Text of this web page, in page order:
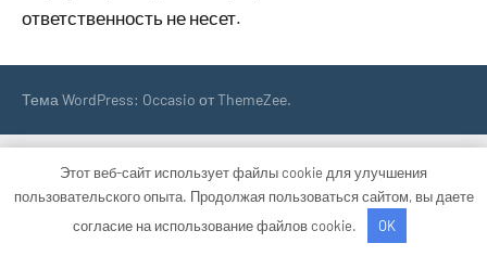
ответственность не несет.
Тема WordPress: Occasio от ThemeZee.
Этот веб-сайт использует файлы cookie для улучшения
пользовательского опыта. Продолжая пользоваться сайтом, вы даете
согласие на использование файлов cookie.
OK